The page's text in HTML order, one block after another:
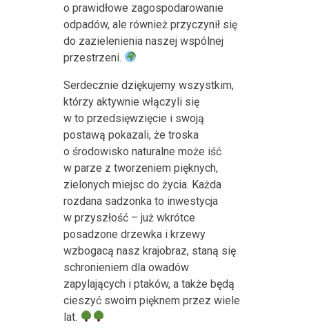
o prawidłowe zagospodarowanie
odpadów, ale również przyczynił się
do zazielenienia naszej wspólnej
przestrzeni.
Serdecznie dziękujemy wszystkim,
którzy aktywnie włączyli się
w to przedsięwzięcie i swoją
postawą pokazali, że troska
o środowisko naturalne może iść
w parze z tworzeniem pięknych,
zielonych miejsc do życia. Każda
rozdana sadzonka to inwestycja
w przyszłość – już wkrótce
posadzone drzewka i krzewy
wzbogacą nasz krajobraz, staną się
schronieniem dla owadów
zapylających i ptaków, a także będą
cieszyć swoim pięknem przez wiele
lat.